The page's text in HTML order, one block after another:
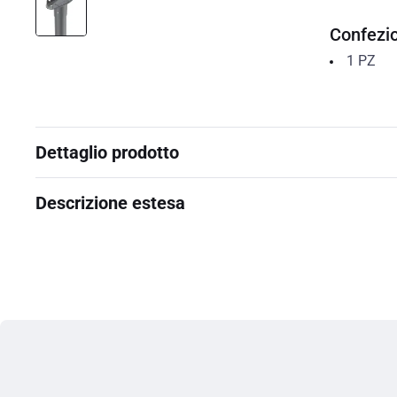
1 PZ
Dettaglio prodotto
Descrizione estesa